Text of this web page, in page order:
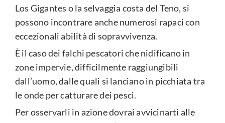
Los Gigantes o la selvaggia costa del Teno, si
possono incontrare anche numerosi rapaci con
eccezionali abilità di sopravvivenza.
È il caso dei falchi pescatori che nidificano in
zone impervie, difficilmente raggiungibili
dall’uomo, dalle quali si lanciano in picchiata tra
le onde per catturare dei pesci.
Per osservarli in azione dovrai avvicinarti alle